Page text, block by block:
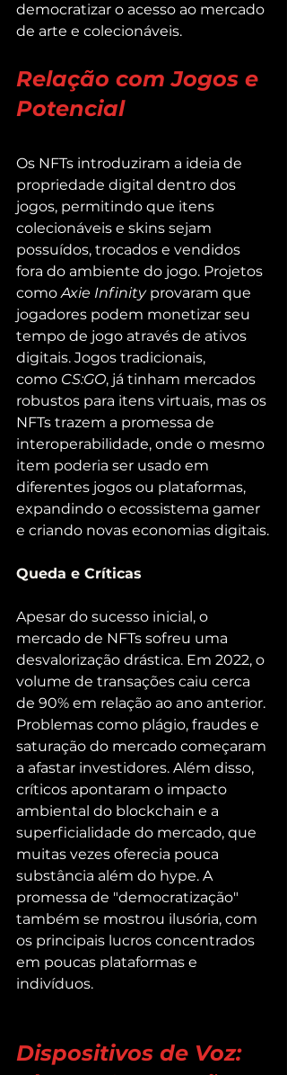
democratizar o acesso ao mercado
de arte e colecionáveis.
Relação com Jogos e
Potencial
Os NFTs introduziram a ideia de
propriedade digital dentro dos
jogos, permitindo que itens
colecionáveis e skins sejam
possuídos, trocados e vendidos
fora do ambiente do jogo. Projetos
como Axie Infinity provaram que
jogadores podem monetizar seu
tempo de jogo através de ativos
digitais. Jogos tradicionais,
como CS:GO, já tinham mercados
robustos para itens virtuais, mas os
NFTs trazem a promessa de
interoperabilidade, onde o mesmo
item poderia ser usado em
diferentes jogos ou plataformas,
expandindo o ecossistema gamer
e criando novas economias digitais.
Queda e Críticas
Apesar do sucesso inicial, o
mercado de NFTs sofreu uma
desvalorização drástica. Em 2022, o
volume de transações caiu cerca
de 90% em relação ao ano anterior.
Problemas como plágio, fraudes e
saturação do mercado começaram
a afastar investidores. Além disso,
críticos apontaram o impacto
ambiental do blockchain e a
superficialidade do mercado, que
muitas vezes oferecia pouca
substância além do hype. A
promessa de "democratização"
também se mostrou ilusória, com
os principais lucros concentrados
em poucas plataformas e
indivíduos.
Dispositivos de Voz: